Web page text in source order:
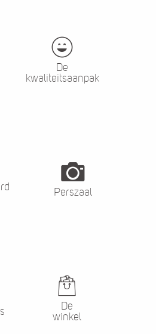
De
kwaliteitsaanpak
Perszaal
De
winkel